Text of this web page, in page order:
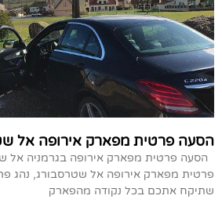
הסעה פרטית מפארק אירופה אל
הסעה פרטית מפארק אירופה בגרמניה אל
פרטית מפארק אירופה אל שטרסבורג, נהג
שתיקח אתכם בכל נקודה מהפארק